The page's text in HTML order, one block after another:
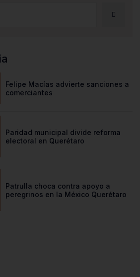
Felipe Macías advierte sanciones a
comerciantes
Paridad municipal divide reforma
electoral en Querétaro
Patrulla choca contra apoyo a
peregrinos en la México Querétaro